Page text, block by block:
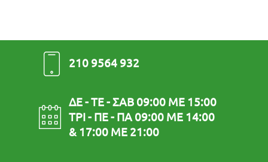
210 9564 932
ΔΕ - ΤΕ - ΣΑΒ 09:00 ΜΕ 15:00
ΤΡΙ - ΠΕ - ΠΑ 09:00 ΜΕ 14:00
& 17:00 ΜΕ 21:00